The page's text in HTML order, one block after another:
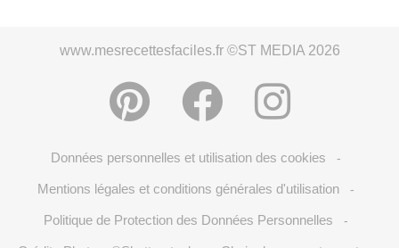
www.mesrecettesfaciles.fr ©ST MEDIA 2026
Données personnelles et utilisation des cookies -
Mentions légales et conditions générales d'utilisation -
Politique de Protection des Données Personnelles -